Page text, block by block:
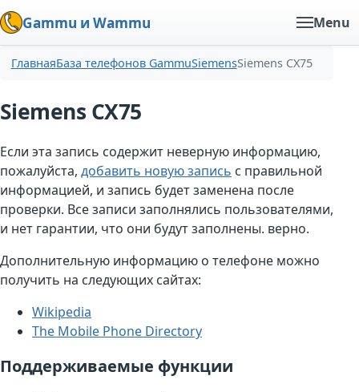
Gammu и Wammu Menu
ГлавнаяБаза телефонов GammuSiemensSiemens CX75
Siemens CX75
Если эта запись содержит неверную информацию,
пожалуйста, добавить новую запись с правильной
информацией, и запись будет заменена после
проверки. Все записи заполнялись пользователями,
и нет гарантии, что они будут заполнены. верно.
Дополнительную информацию о телефоне можно
получить на следующих сайтах:
Wikipedia
The Mobile Phone Directory
Поддерживаемые функции